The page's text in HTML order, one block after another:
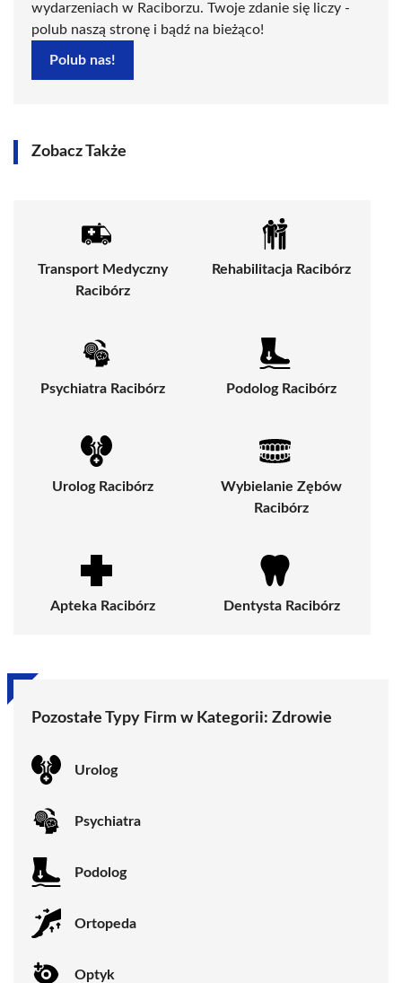
wydarzeniach w Raciborzu. Twoje zdanie się liczy -
polub naszą stronę i bądź na bieżąco!
Polub nas!
Zobacz Także
Transport Medyczny
Racibórz
Rehabilitacja Racibórz
Psychiatra Racibórz Podolog Racibórz
Urolog Racibórz
Wybielanie Zębów
Racibórz
Apteka Racibórz Dentysta Racibórz
Pozostałe Typy Firm w Kategorii: Zdrowie
Urolog
Psychiatra
Podolog
Ortopeda
Optyk